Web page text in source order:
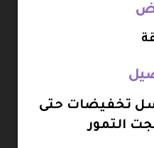
ثم قم بالانتقال الى
لديك الآن .
الاستمرار في
كنوز العسل
تخفيضات حتى